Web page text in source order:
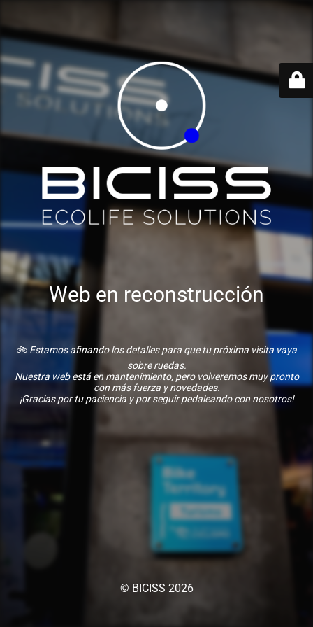
Web en reconstrucción
🚲 Estamos afinando los detalles para que tu próxima visita vaya
sobre ruedas.
Nuestra web está en mantenimiento, pero volveremos muy pronto
con más fuerza y novedades.
¡Gracias por tu paciencia y por seguir pedaleando con nosotros!
© BICISS 2026